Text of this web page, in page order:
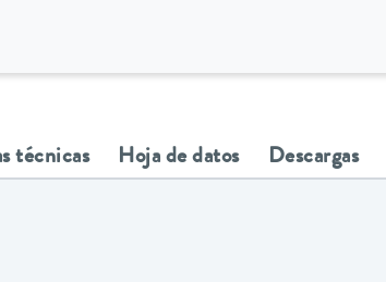
técnicas Hoja de datos Descargas